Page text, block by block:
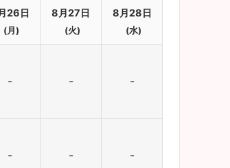
26日
(月)
8月27日
(火)
8月28日
(水)
- - -
- - -